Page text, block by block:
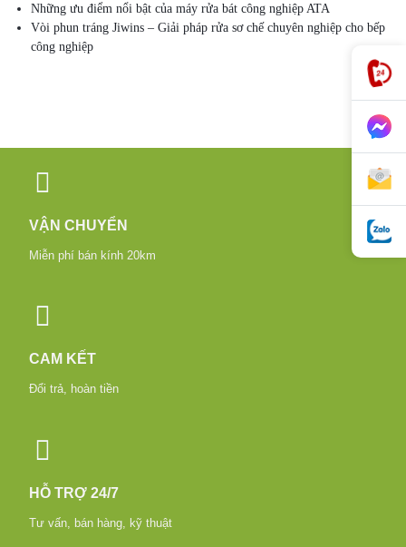
Những ưu điểm nổi bật của máy rửa bát công nghiệp ATA
Vòi phun tráng Jiwins – Giải pháp rửa sơ chế chuyên nghiệp cho bếp
công nghiệp
VẬN CHUYỂN
Miễn phí bán kính 20km
CAM KẾT
Đổi trả, hoàn tiền
HỖ TRỢ 24/7
Tư vấn, bán hàng, kỹ thuật